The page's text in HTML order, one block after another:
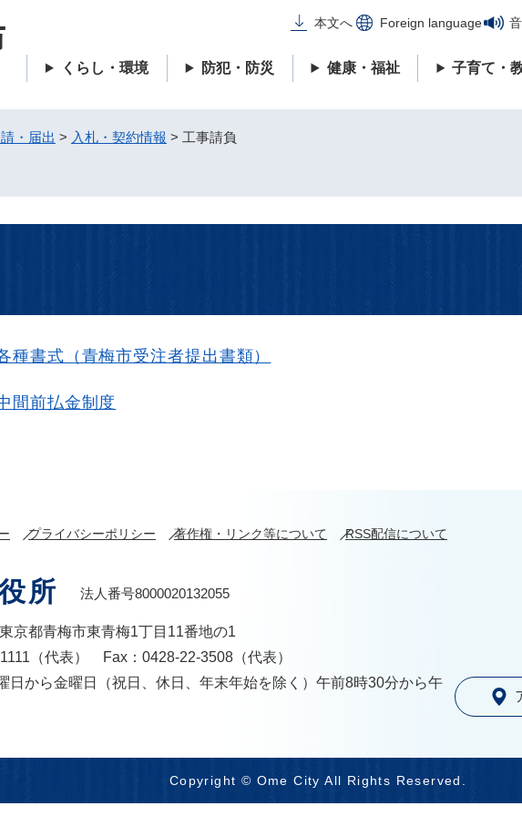
メニューを飛ばして本文へ
本文へ Foreign language
くらし・環境 防犯・防災 健康・福祉 子育て・
・届出 > 入札・契約情報 > 工事請負
種書式（青梅市受注者提出書類）
間前払金制度
プライバシーポリシー 著作権・リンク等について RSS配信について
所 法人番号8000020132055
京都青梅市東青梅1丁目11番地の1
（代表） Fax：0428-22-3508（代表）
日から金曜日（祝日、休日、年末年始を除く）午前8時30分から午
Copyright © Ome City All Rights Reserved.